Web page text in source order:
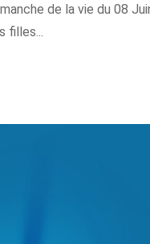
de la vie du 08